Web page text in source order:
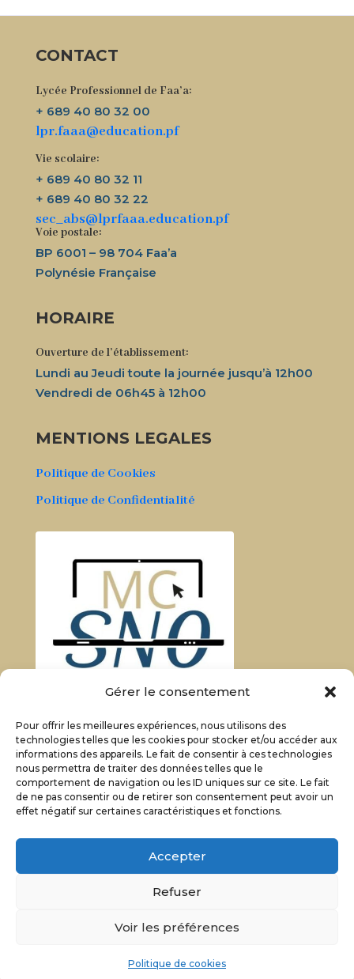
Gérer le consentement
Pour offrir les meilleures expériences, nous utilisons des
technologies telles que les cookies pour stocker et/ou accéder aux
informations des appareils. Le fait de consentir à ces technologies
nous permettra de traiter des données telles que le
comportement de navigation ou les ID uniques sur ce site. Le fait
de ne pas consentir ou de retirer son consentement peut avoir un
effet négatif sur certaines caractéristiques et fonctions.
Accepter
Refuser
Voir les préférences
Politique de cookies
CONTACT
Lycée Professionnel de Faa’a:
+ 689 40 80 32 00
lpr.faaa@education.pf
Vie scolaire:
+ 689 40 80 32 11
+ 689 40 80 32 22
sec_abs@lprfaaa.education.pf
Voie postale:
BP 6001 – 98 704 Faa’a
Polynésie Française
HORAIRE
Ouverture de l’établissement:
Lundi au Jeudi toute la journée jusqu’à 12h00
Vendredi de 06h45 à 12h00
MENTIONS LEGALES
Politique de Cookies
Politique de Confidentialité